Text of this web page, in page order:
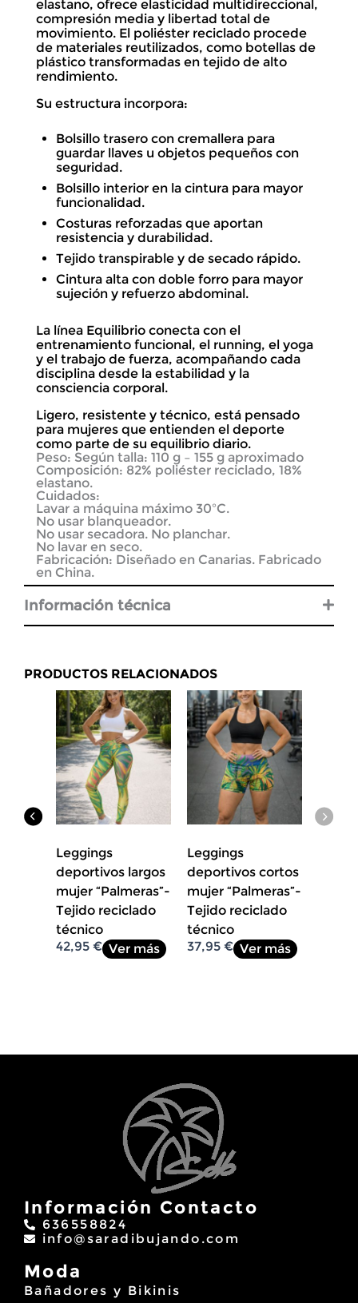
elastano, ofrece elasticidad multidireccional,
compresión media y libertad total de
movimiento. El poliéster reciclado procede
de materiales reutilizados, como botellas de
plástico transformadas en tejido de alto
rendimiento.
Su estructura incorpora:
Bolsillo trasero con cremallera para
guardar llaves u objetos pequeños con
seguridad.
Bolsillo interior en la cintura para mayor
funcionalidad.
Costuras reforzadas que aportan
resistencia y durabilidad.
Tejido transpirable y de secado rápido.
Cintura alta con doble forro para mayor
sujeción y refuerzo abdominal.
La línea Equilibrio conecta con el
entrenamiento funcional, el running, el yoga
y el trabajo de fuerza, acompañando cada
disciplina desde la estabilidad y la
consciencia corporal.
Ligero, resistente y técnico, está pensado
para mujeres que entienden el deporte
como parte de su equilibrio diario.
Peso: Según talla: 110 g – 155 g aproximado
Composición: 82% poliéster reciclado, 18%
elastano.
Cuidados:
Lavar a máquina máximo 30ºC.
No usar blanqueador.
No usar secadora. No planchar.
No lavar en seco.
Fabricación: Diseñado en Canarias. Fabricado
en China.
Información técnica
PRODUCTOS RELACIONADOS
Leggings
deportivos largos
mujer “Palmeras”-
Tejido reciclado
técnico
42,95 € Ver más
Leggings
deportivos cortos
mujer “Palmeras”-
Tejido reciclado
técnico
37,95 € Ver más
Información Contacto
636558824
info@saradibujando.com
Moda
Bañadores y Bikinis